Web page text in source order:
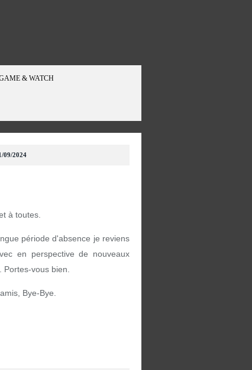
& WATCH
09/2024
à toutes.
période d'absence je reviens
en perspective de nouveaux
Portes-vous bien.
Bye-Bye.